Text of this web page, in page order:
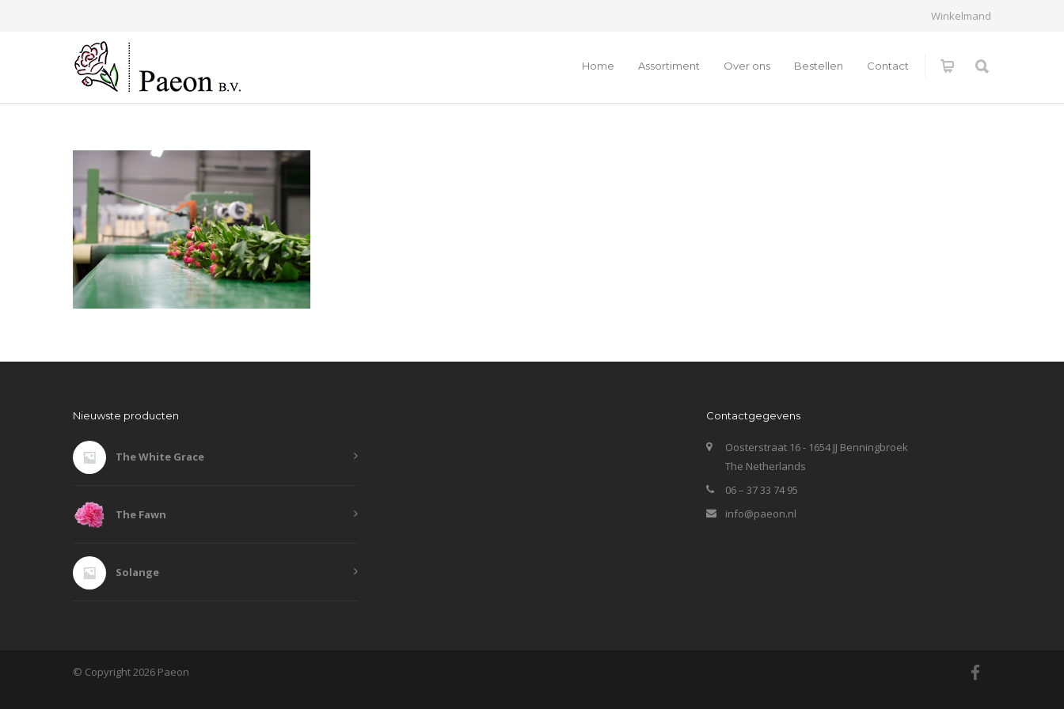
Winkelmand
Home Assortiment Over ons Bestellen Contact
Nieuwste producten
The White Grace
The Fawn
Solange
Contactgegevens
Oosterstraat 16 - 1654 JJ Benningbroek
The Netherlands
06 – 37 33 74 95
info@paeon.nl
© Copyright 2026 Paeon